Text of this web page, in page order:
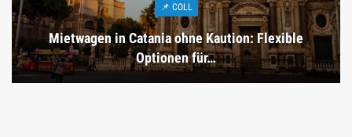
📌 COLL
Mietwagen in Catania ohne Kaution: Flexible
Optionen für…